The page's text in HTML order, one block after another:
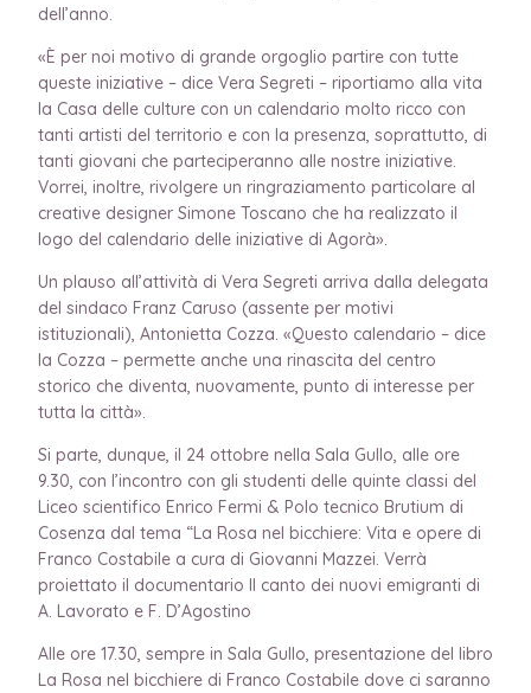
dell’anno.
«È per noi motivo di grande orgoglio partire con tutte
queste iniziative – dice Vera Segreti – riportiamo alla vita
la Casa delle culture con un calendario molto ricco con
tanti artisti del territorio e con la presenza, soprattutto, di
tanti giovani che parteciperanno alle nostre iniziative.
Vorrei, inoltre, rivolgere un ringraziamento particolare al
creative designer Simone Toscano che ha realizzato il
logo del calendario delle iniziative di Agorà».
Un plauso all’attività di Vera Segreti arriva dalla delegata
del sindaco Franz Caruso (assente per motivi
istituzionali), Antonietta Cozza. «Questo calendario – dice
la Cozza – permette anche una rinascita del centro
storico che diventa, nuovamente, punto di interesse per
tutta la città».
Si parte, dunque, il 24 ottobre nella Sala Gullo, alle ore
9.30, con l’incontro con gli studenti delle quinte classi del
Liceo scientifico Enrico Fermi & Polo tecnico Brutium di
Cosenza dal tema “La Rosa nel bicchiere: Vita e opere di
Franco Costabile a cura di Giovanni Mazzei. Verrà
proiettato il documentario Il canto dei nuovi emigranti di
A. Lavorato e F. D’Agostino
Alle ore 17.30, sempre in Sala Gullo, presentazione del libro
La Rosa nel bicchiere di Franco Costabile dove ci saranno